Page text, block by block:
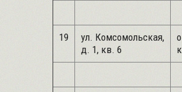
19
ул. Комсомольская,
д. 1, кв. 6